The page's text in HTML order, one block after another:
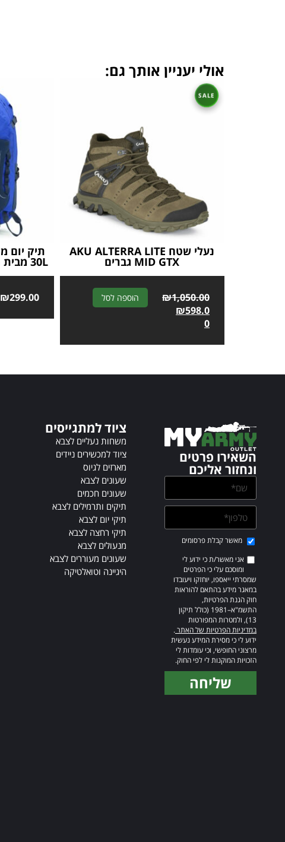
אולי יעניין אותך גם:
נעלי שטח AKU ALTERRA LITE
MID GTX גברים
₪1,050.00
₪598.0
0
הוספה לסל
l
r
a
e
:
30L מבית Outdoor Revolution
₪299.00
השאירו פרטים
ונחזור אליכם
מאשר קבלת פרסומים
אני מאשר/ת כי ידוע לי
ומוסכם עלי כי הפרטים
שמסרתי ייאספו, יוחזקו ויעובדו
במאגר מידע בהתאם להוראות
חוק הגנת הפרטיות,
התשמ"א–1981 (כולל תיקון
13), ולמטרות המפורטות
במדיניות הפרטיות של האתר.
ידוע לי כי מסירת המידע נעשית
מרצוני החופשי, וכי עומדות לי
הזכויות המוקנות לי לפי החוק.
שליחה
ציוד למתגייסים
משחות נעליים לצבא
ציוד למכשירים ניידים
מארזים לגיוס
שעונים לצבא
שעונים חכמים
תיקים ותרמילים לצבא
תיקי יום לצבא
תיקי רחצה לצבא
מנעולים לצבא
שעונים מעוררים לצבא
היגיינה וטואלטיקה